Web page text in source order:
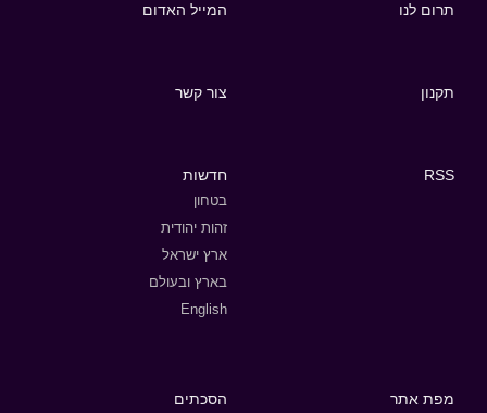
תרום לנו המייל האדום
תקנון צור קשר
RSS חדשות
בטחון
זהות יהודית
ארץ ישראל
בארץ ובעולם
English
מפת אתר הסכתים